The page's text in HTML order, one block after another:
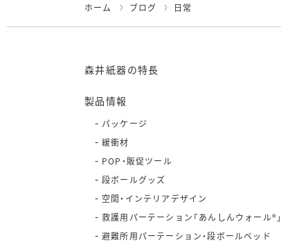
ホーム ブログ 日常
森井紙器の特長
製品情報
パッケージ
緩衝材
POP・販促ツール
段ボールグッズ
空間・インテリアデザイン
救護用パーテーション「あんしんウォール®」
避難所用パーテーション・段ボールベッド